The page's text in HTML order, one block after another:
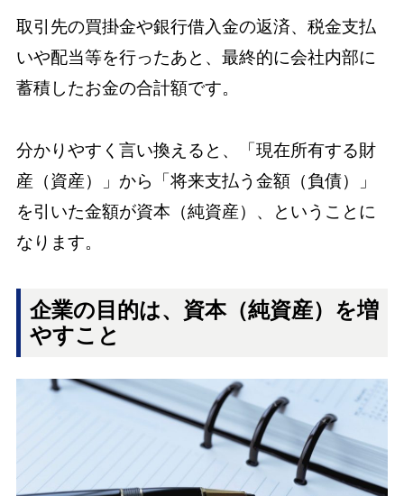
取引先の買掛金や銀行借入金の返済、税金支払
いや配当等を行ったあと、最終的に会社内部に
蓄積したお金の合計額です。
分かりやすく言い換えると、「現在所有する財
産（資産）」から「将来支払う金額（負債）」
を引いた金額が資本（純資産）、ということに
なります。
企業の目的は、資本（純資産）を増
やすこと